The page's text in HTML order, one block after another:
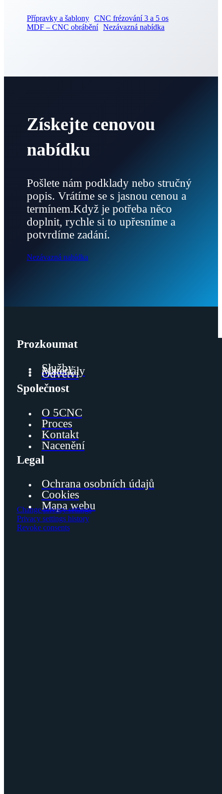
Přípravky a šablony CNC frézování 3 a 5 os
MDF – CNC obrábění Nezávazná nabídka
Získejte cenovou
nabídku
Pošlete nám podklady nebo stručný
popis. Vrátíme se s jasnou cenou a
termínem.Když je potřeba něco
doplnit, rychle si to upřesníme a
potvrdíme zadání.
Nezávazná nabídka
Prozkoumat
Služby
Materiály
Odvětví
Společnost
O 5CNC
Proces
Kontakt
Nacenění
Legal
Ochrana osobních údajů
Cookies
Mapa webu
Change privacy settings
Privacy settings history
Revoke consents